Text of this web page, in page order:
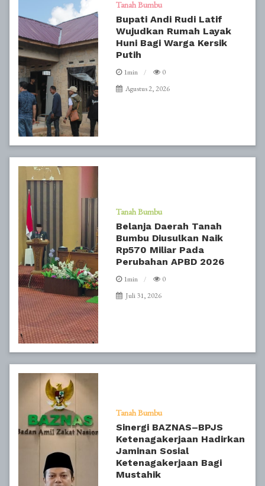
Tanah Bumbu
Bupati Andi Rudi Latif
Wujudkan Rumah Layak
Huni Bagi Warga Kersik
Putih
1min
0
Agustus 2, 2026
Tanah Bumbu
Belanja Daerah Tanah
Bumbu Diusulkan Naik
Rp570 Miliar Pada
Perubahan APBD 2026
1min
0
Juli 31, 2026
Tanah Bumbu
Sinergi BAZNAS–BPJS
Ketenagakerjaan Hadirkan
Jaminan Sosial
Ketenagakerjaan Bagi
Mustahik